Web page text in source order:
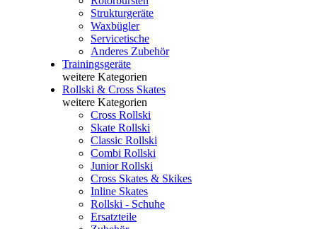
Strukturgeräte
Waxbügler
Servicetische
Anderes Zubehör
Trainingsgeräte
weitere Kategorien
Rollski & Cross Skates
weitere Kategorien
Cross Rollski
Skate Rollski
Classic Rollski
Combi Rollski
Junior Rollski
Cross Skates & Skikes
Inline Skates
Rollski - Schuhe
Ersatzteile